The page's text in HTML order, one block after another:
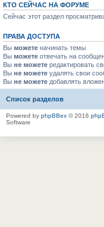
КТО СЕЙЧАС НА ФОРУМЕ
Сейчас этот раздел
ПРАВА ДОСТУПА
Вы можете начинать темы
Вы можете отвечать на
Вы не можете редактировать
Вы не можете удалять свои
Вы не можете добавлять
Список разделов
Powered by phpBBex © 2016
Software